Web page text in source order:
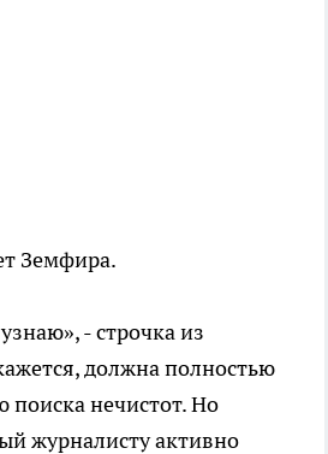
Земфира.
- строчка из
должна полностью
поиска нечистот. Но
журналисту активно